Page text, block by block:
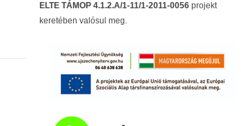
ELTE TÁMOP 4.1.2.A/1-11/1-2011-0056 projekt
keretében valósul meg.